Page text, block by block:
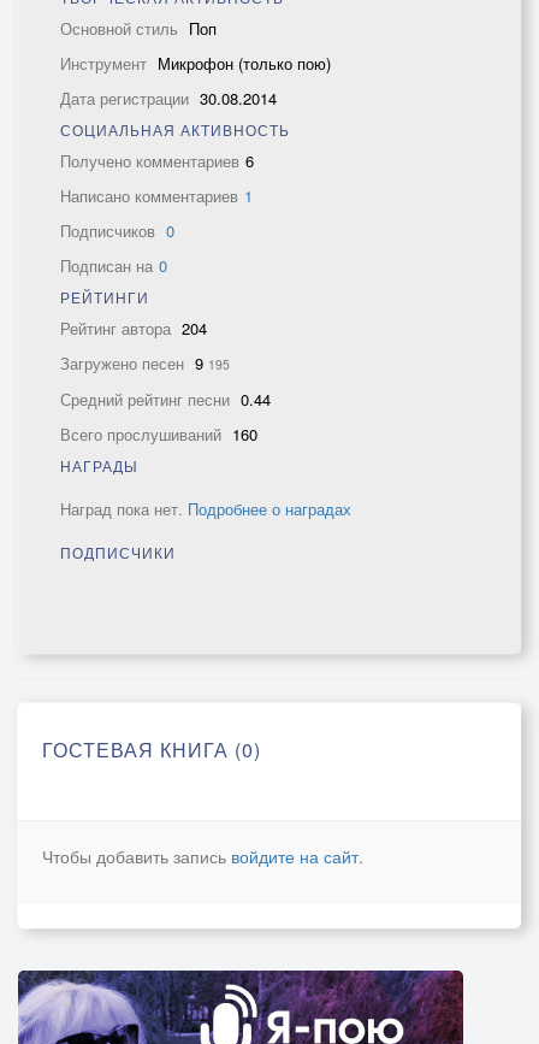
Основной стиль Поп
Инструмент Микрофон (только пою)
Дата регистрации 30.08.2014
СОЦИАЛЬНАЯ АКТИВНОСТЬ
Получено комментариев 6
Написано комментариев 1
Подписчиков 0
Подписан на 0
РЕЙТИНГИ
Рейтинг автора 204
Загружено песен 9 195
Средний рейтинг песни 0.44
Всего прослушиваний 160
НАГРАДЫ
Наград пока нет. Подробнее о наградах
ПОДПИСЧИКИ
ГОСТЕВАЯ КНИГА (0)
Чтобы добавить запись войдите на сайт.